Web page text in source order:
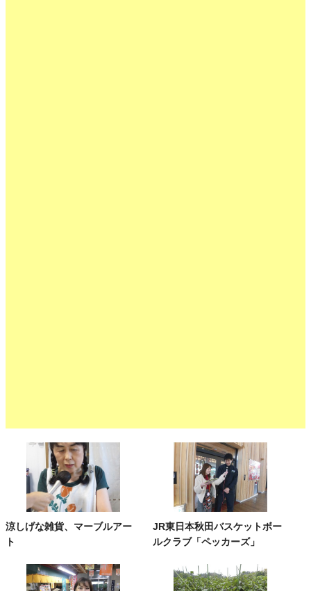
涼しげな雑貨、マーブルアー
ト
JR東日本秋田バスケットボー
ルクラブ「ペッカーズ」